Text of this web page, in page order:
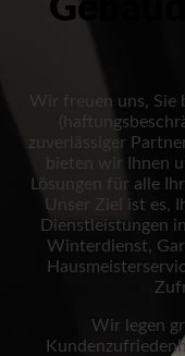
Wir freuen uns, Sie
zuverlässiger
bieten wir Ihnen
Lösungen für alle
Unser Ziel ist es,
Dienstleistungen
Winterdienst,
Wir legen